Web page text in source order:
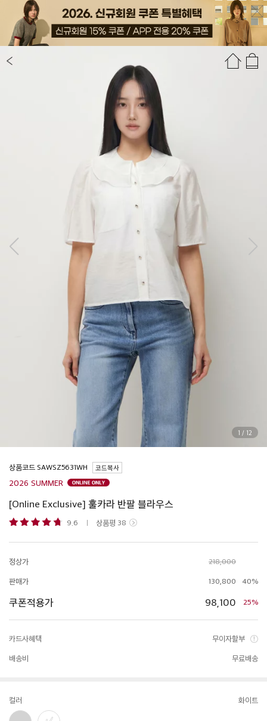
상품정보 추천상품
1 / 12
상품코드 코드복사
2026 SUMMER
[Online Exclusive] 훌카라 반팔 블라우스
9.6 상품평 38
정상가 218,000
판매가 130,800 40%
쿠폰적용가 98,100 25%
카드사혜택 무이자할부
배송비 무료배송
컬러 화이트